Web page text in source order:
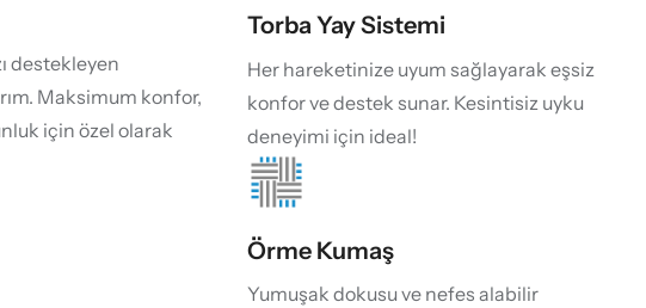
destekleyen
Maksimum konfor,
için özel olarak
Torba Yay Sistemi
Her hareketinize uyum sağlayarak eşsiz
konfor ve destek sunar. Kesintisiz uyku
deneyimi için ideal!
Örme Kumaş
Yumuşak dokusu ve nefes alabilir